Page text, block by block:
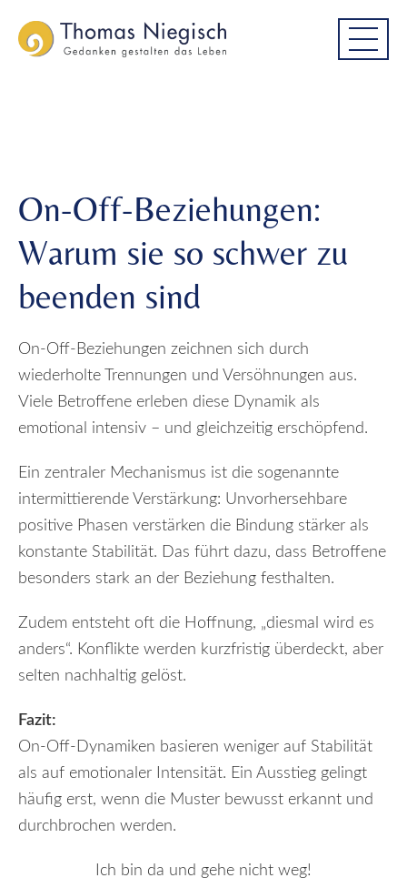
to
to
On-Off-Beziehungen: Warum sie so
schwer zu beenden sind
On-Off-Beziehungen:
Warum sie so schwer zu
beenden sind
On-Off-Beziehungen zeichnen sich durch
wiederholte Trennungen und Versöhnungen aus.
Viele Betroffene erleben diese Dynamik als
emotional intensiv – und gleichzeitig erschöpfend.
Ein zentraler Mechanismus ist die sogenannte
intermittierende Verstärkung: Unvorhersehbare
positive Phasen verstärken die Bindung stärker als
konstante Stabilität. Das führt dazu, dass Betroffene
besonders stark an der Beziehung festhalten.
Zudem entsteht oft die Hoffnung, „diesmal wird es
anders“. Konflikte werden kurzfristig überdeckt, aber
selten nachhaltig gelöst.
Fazit:
On-Off-Dynamiken basieren weniger auf Stabilität
als auf emotionaler Intensität. Ein Ausstieg gelingt
häufig erst, wenn die Muster bewusst erkannt und
durchbrochen werden.
Ich bin da und gehe nicht weg!